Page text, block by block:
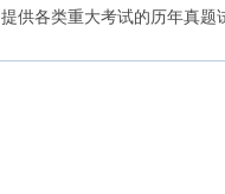
提供各类重大考试的历年真题